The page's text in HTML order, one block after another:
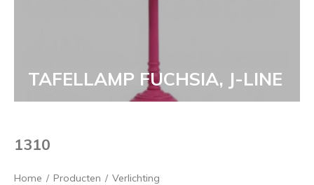
TAFELLAMP FUCHSIA, J-LINE
1310
Home / Producten / Verlichting